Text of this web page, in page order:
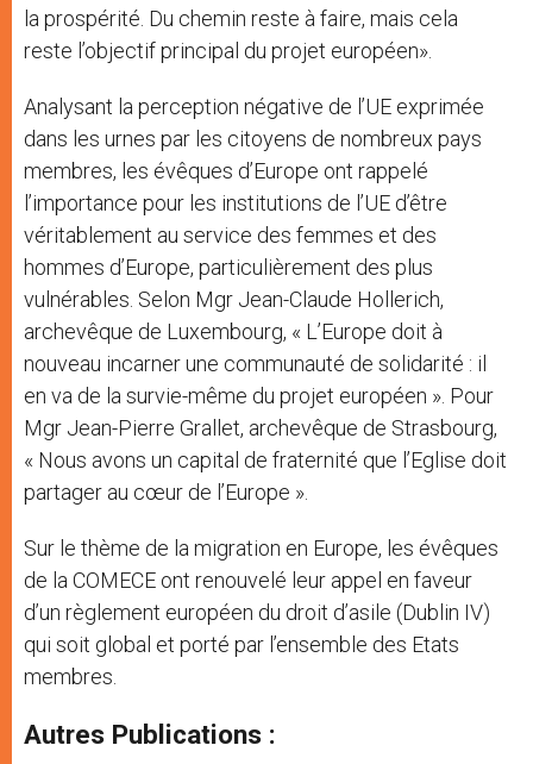
la prospérité. Du chemin reste à faire, mais cela
reste l’objectif principal du projet européen».
Analysant la perception négative de l’UE exprimée
dans les urnes par les citoyens de nombreux pays
membres, les évêques d’Europe ont rappelé
l’importance pour les institutions de l’UE d’être
véritablement au service des femmes et des
hommes d’Europe, particulièrement des plus
vulnérables. Selon Mgr Jean-Claude Hollerich,
archevêque de Luxembourg, « L’Europe doit à
nouveau incarner une communauté de solidarité : il
en va de la survie-même du projet européen ». Pour
Mgr Jean-Pierre Grallet, archevêque de Strasbourg,
« Nous avons un capital de fraternité que l’Eglise doit
partager au cœur de l’Europe ».
Sur le thème de la migration en Europe, les évêques
de la COMECE ont renouvelé leur appel en faveur
d’un règlement européen du droit d’asile (Dublin IV)
qui soit global et porté par l’ensemble des Etats
membres.
Autres Publications :